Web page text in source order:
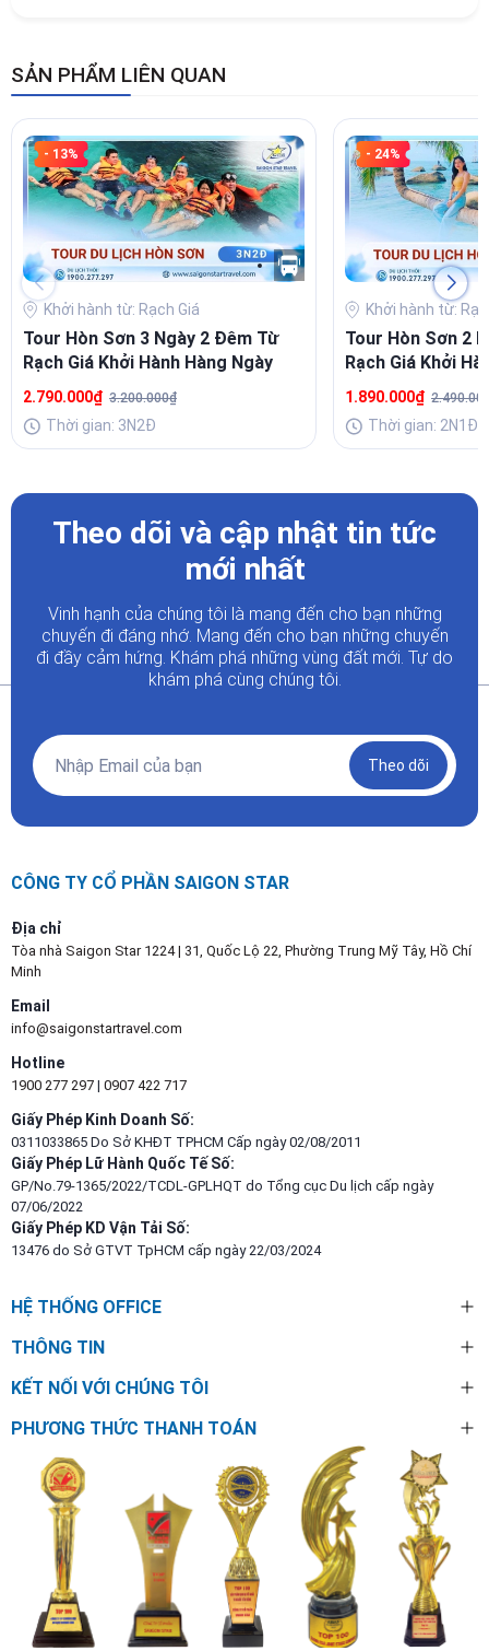
SẢN PHẨM LIÊN QUAN
- 13%
Khởi hành từ: Rạch Giá
Tour Hòn Sơn 3 Ngày 2 Đêm Từ
Rạch Giá Khởi Hành Hàng Ngày
2.790.000₫ 3.200.000₫
Thời gian: 3N2Đ
- 24%
Khởi hành từ:
Tour Hòn Sơn 2
Rạch Giá Khởi
1.890.000₫
Thời gian: 2N1Đ
Theo dõi và cập nhật tin tức
mới nhất
Vinh hạnh của chúng tôi là mang đến cho bạn những
chuyến đi đáng nhớ. Mang đến cho bạn những chuyến
đi đầy cảm hứng. Khám phá những vùng đất mới. Tự do
khám phá cùng chúng tôi.
Theo dõi
CÔNG TY CỔ PHẦN SAIGON STAR
Địa chỉ
Tòa nhà Saigon Star 1224 | 31, Quốc Lộ 22, Phường Trung Mỹ Tây, Hồ Chí
Minh
Email
info@saigonstartravel.com
Hotline
1900 277 297 | 0907 422 717
Giấy Phép Kinh Doanh Số:
0311033865 Do Sở KHĐT TPHCM Cấp ngày 02/08/2011
Giấy Phép Lữ Hành Quốc Tế Số:
GP/No.79-1365/2022/TCDL-GPLHQT do Tổng cục Du lịch cấp ngày
07/06/2022
Giấy Phép KD Vận Tải Số:
13476 do Sở GTVT TpHCM cấp ngày 22/03/2024
HỆ THỐNG OFFICE
THÔNG TIN
KẾT NỐI VỚI CHÚNG TÔI
PHƯƠNG THỨC THANH TOÁN